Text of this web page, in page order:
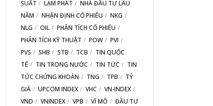
SUẤT
LẠM PHÁT
NHÀ ĐẦU TƯ LÂU
NĂM
NHẬN ĐỊNH CỔ PHIẾU
NKG
NLG
OIL
PHÂN TÍCH CỔ PHIẾU
PHÂN TÍCH KỸ THUẬT
POW
PVI
PVS
SHB STB TCB
TIN QUỐC
TẾ
TIN TRONG NƯỚC TIN TỨC
TIN
TỨC CHỨNG KHOÁN
TNG TPB
TỶ
GIÁ
UPCOM INDEX VHC
VN-INDEX
VND
VNINDEX VPB VĨ MÔ
ĐẦU TƯ